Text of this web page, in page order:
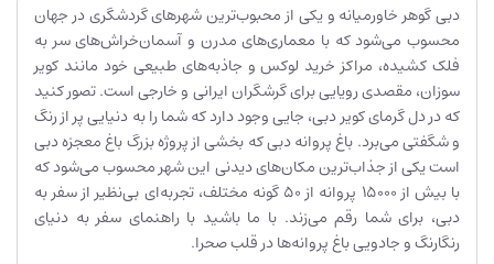
دبی گو‌هر خاورمیانه و یکی از محبوب‌ترین شهر‌های گردشگری در جهان
محسوب می‌شود که با معماری‌های مدرن و آسمان‌خراش‌های سر به
فلک کشیده، مراکز خرید لوکس و جاذبه‌های طبیعی خود مانند کویر
سوزان، مقصدی رویایی برای گرشگران ایرانی و خارجی است. تصور کنید
که در دل گرمای کویر دبی، جایی وجود دارد که شما را به دنیایی پر از رنگ
و شگفتی می‌برد. باغ پروانه دبی که بخشی از پروژه بزرگ باغ معجزه دبی
است یکی از جذاب‌ترین مکان‌های دیدنی این شهر محسوب می‌شود که
با بیش از 15000 پروانه از 50 گونه مختلف، تجربه‌ای بی‌نظیر از سفر به
دبی، برای شما رقم می‌زند. با ما باشید با راهنمای سفر به دنیای
رنگارنگ و جادویی باغ پروانه‌ها در قلب صحرا.